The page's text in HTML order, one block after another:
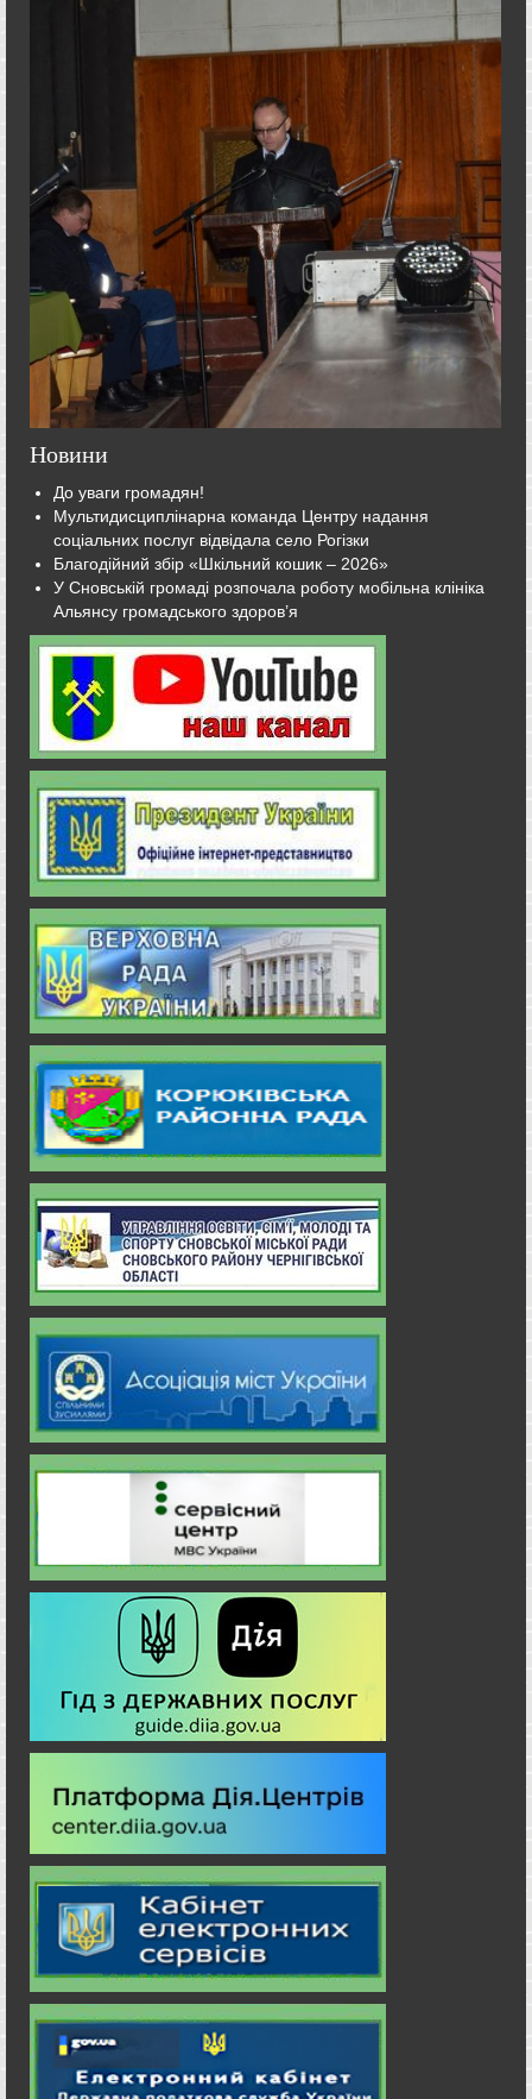
Новини
До уваги громадян!
Мультидисциплінарна команда Центру надання
соціальних послуг відвідала село Рогізки
Благодійний збір «Шкільний кошик – 2026»
У Сновській громаді розпочала роботу мобільна клініка
Альянсу громадського здоров’я